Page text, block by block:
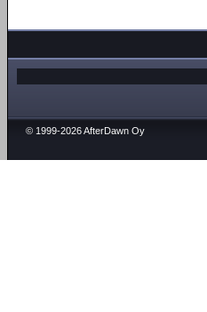
© 1999-2026 AfterDawn Oy